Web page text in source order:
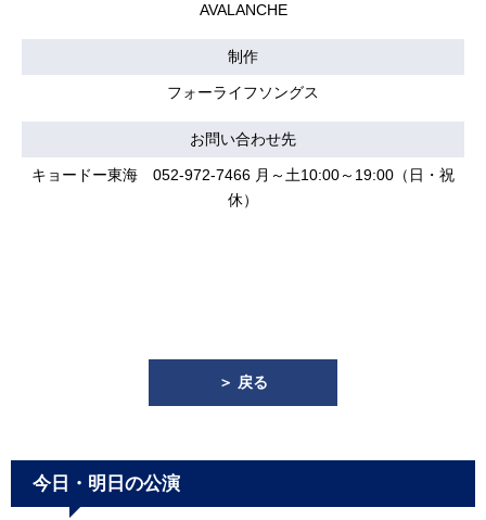
AVALANCHE
制作
フォーライフソングス
お問い合わせ先
キョードー東海 052-972-7466 月～土10:00～19:00（日・祝
休）
＞ 戻る
今日・明日の公演